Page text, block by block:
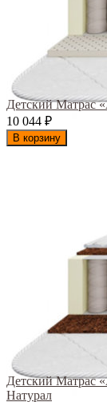
Детский Матрас
10 044 ₽
В корзину
Детский Матрас
Натурал